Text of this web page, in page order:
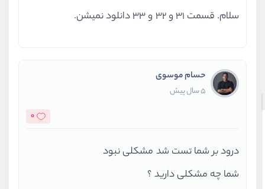
سلام. قسمت 31 و 32 و 33 دانلود نمیشن.
حسام موسوی
5 سال پیش
0
درود بر شما تست شد مشکلی نبود
شما چه مشکلی دارید ؟